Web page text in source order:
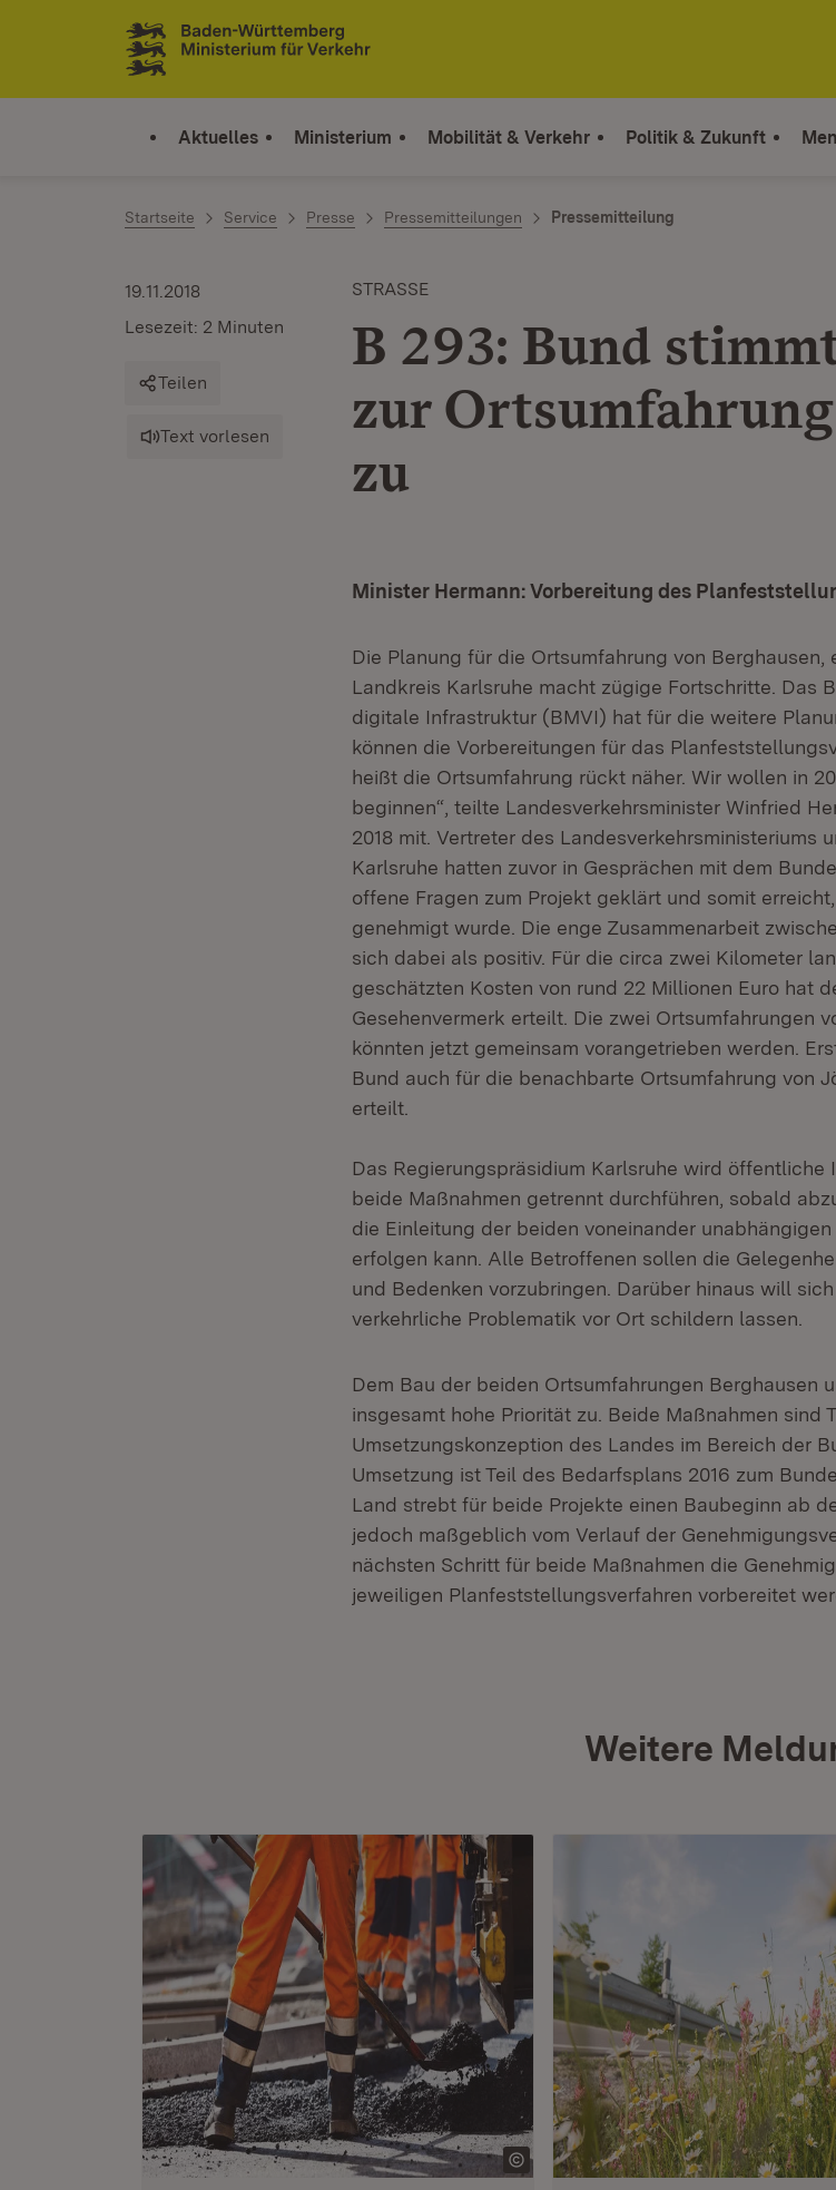
Zum Inhalt springen
Link zur Startseite
Aktuelles Ministerium Mobilität & Verkehr Politik & Zukunft
Startseite Service Presse Pressemitteilungen Pressemitteilung
STRASSE
B 293: Bund
zur
zu
19.11.2018
Lesezeit: 2 Minuten
Teilen
Text vorlesen
Minister Hermann: Vorbereitung des
Die Planung für die Ortsumfahrung von
Landkreis Karlsruhe macht zügige Fortschritte. Das
digitale Infrastruktur (BMVI) hat für die weitere
können die Vorbereitungen für das
heißt die Ortsumfahrung rückt näher. Wir wollen in
beginnen“, teilte Landesverkehrsminister Winfried
2018 mit. Vertreter des Landesverkehrsministeriums
Karlsruhe hatten zuvor in Gesprächen mit dem
offene Fragen zum Projekt geklärt und somit
genehmigt wurde. Die enge Zusammenarbeit
sich dabei als positiv. Für die circa zwei Kilometer
geschätzten Kosten von rund 22 Millionen Euro hat
Gesehenvermerk erteilt. Die zwei Ortsumfahrungen
könnten jetzt gemeinsam vorangetrieben werden.
Bund auch für die benachbarte Ortsumfahrung von
erteilt.
Das Regierungspräsidium Karlsruhe wird
beide Maßnahmen getrennt durchführen, sobald
die Einleitung der beiden voneinander
erfolgen kann. Alle Betroffenen sollen die
und Bedenken vorzubringen. Darüber hinaus will
verkehrliche Problematik vor Ort schildern lassen.
Dem Bau der beiden Ortsumfahrungen Berghausen
insgesamt hohe Priorität zu. Beide Maßnahmen sind
Umsetzungskonzeption des Landes im Bereich der
Umsetzung ist Teil des Bedarfsplans 2016 zum
Land strebt für beide Projekte einen Baubeginn ab
jedoch maßgeblich vom Verlauf der
nächsten Schritt für beide Maßnahmen die
jeweiligen Planfeststellungsverfahren vorbereitet
Weitere